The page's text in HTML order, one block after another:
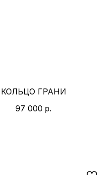
КОЛЬЦО ГРАНИ
97 000 р.